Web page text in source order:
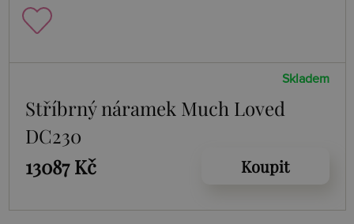
Skladem
Stříbrný náramek Much Loved
DC230
13087 Kč
Koupit